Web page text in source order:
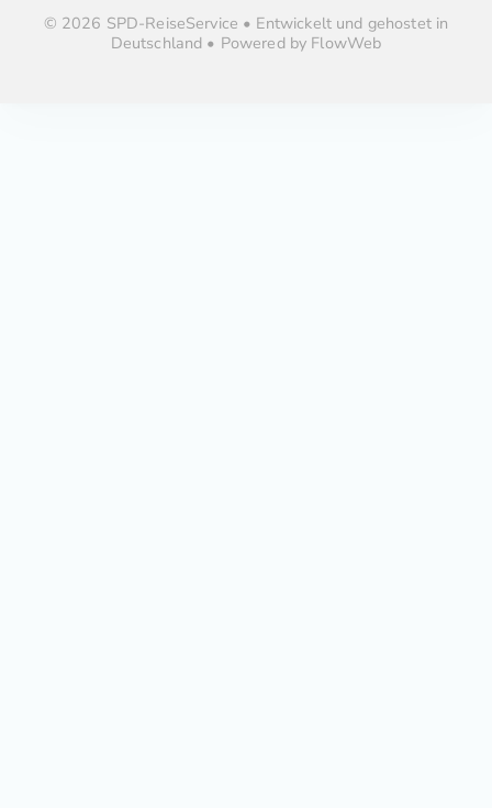
© 2026 SPD-ReiseService • Entwickelt und gehostet in
Deutschland • Powered by FlowWeb